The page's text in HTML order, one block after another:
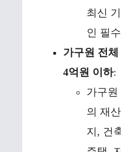
최신
인 필
가구원 전
4억원 이하:
가구원
의 재
지, 건